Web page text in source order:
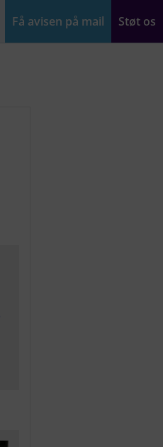
Få avisen på mail Støt os